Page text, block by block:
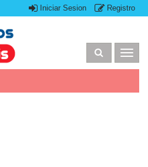
Iniciar Sesion Registro